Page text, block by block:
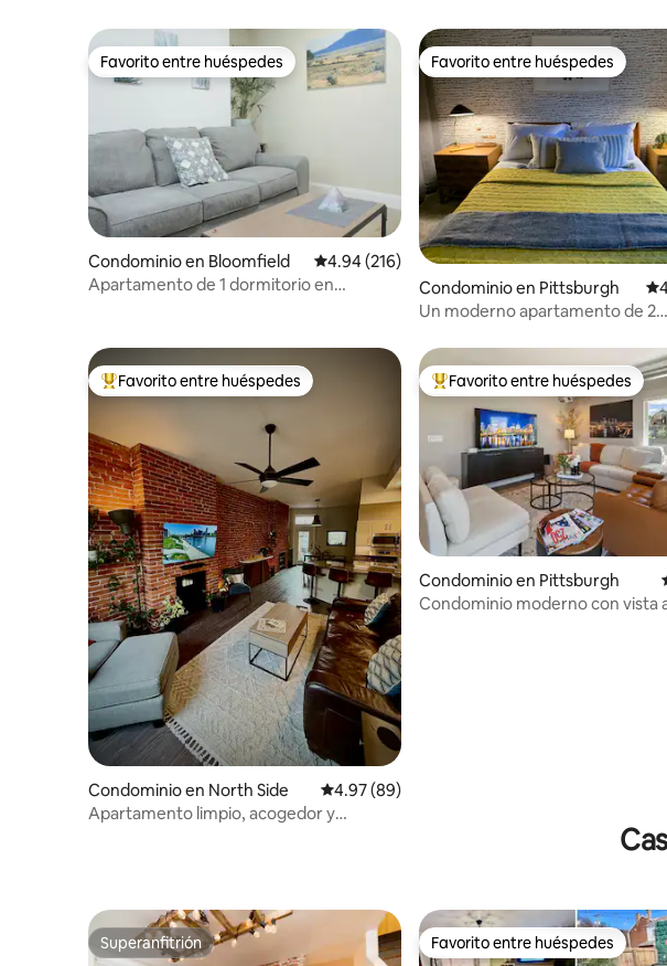
Favorito entre huéspedes
Favorito entre huéspedes
Condominio en Bloomfield Calificación promedio: 4.94 de 5; 216
4.94 (216)
Apartamento de 1 dormitorio en
Favorito entre huéspedes
Favorito entre huéspedes
Condominio en Pittsburgh
Un moderno apartamento de 2
East End
De los mejores en Favorito entre huéspedes
Favorito entre huéspedes
Condominio en North Side Calificación promedio: 4.97 de 5; 89
4.97 (89)
Apartamento limpio, acogedor y
De los mejores en Favorito entre
Favorito entre huéspedes
Condominio en Pittsburgh
Condominio moderno con vista
Superanfitrión
Superanfitrión Favorito entre huéspedes
Favorito entre huéspedes